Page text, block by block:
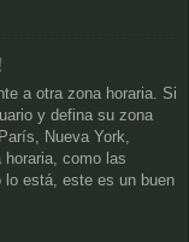
a otra zona horaria. Si
y defina su zona
Nueva York,
horaria, como las
lo está, este es un buen